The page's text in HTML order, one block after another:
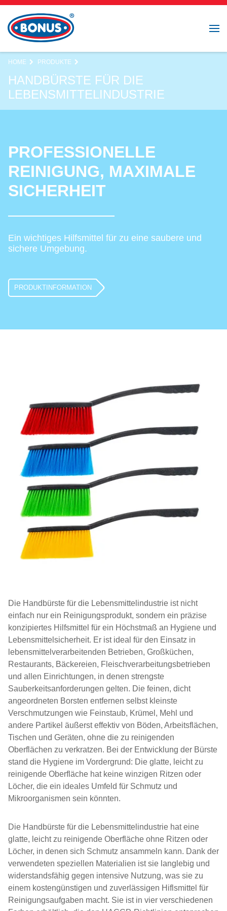
HOME PRODUKTE
HANDBÜRSTE FÜR DIE
LEBENSMITTELINDUSTRIE
PROFESSIONELLE
REINIGUNG, MAXIMALE
SICHERHEIT
Ein wichtiges Hilfsmittel für zu eine saubere und
sichere Umgebung.
PRODUKTINFORMATION
Die Handbürste für die Lebensmittelindustrie ist nicht
einfach nur ein Reinigungsprodukt, sondern ein präzise
konzipiertes Hilfsmittel für ein Höchstmaß an Hygiene und
Lebensmittelsicherheit. Er ist ideal für den Einsatz in
lebensmittelverarbeitenden Betrieben, Großküchen,
Restaurants, Bäckereien, Fleischverarbeitungsbetrieben
und allen Einrichtungen, in denen strengste
Sauberkeitsanforderungen gelten. Die feinen, dicht
angeordneten Borsten entfernen selbst kleinste
Verschmutzungen wie Feinstaub, Krümel, Mehl und
andere Partikel äußerst effektiv von Böden, Arbeitsflächen,
Tischen und Geräten, ohne die zu reinigenden
Oberflächen zu verkratzen. Bei der Entwicklung der Bürste
stand die Hygiene im Vordergrund: Die glatte, leicht zu
reinigende Oberfläche hat keine winzigen Ritzen oder
Löcher, die ein ideales Umfeld für Schmutz und
Mikroorganismen sein könnten.
Die Handbürste für die Lebensmittelindustrie hat eine
glatte, leicht zu reinigende Oberfläche ohne Ritzen oder
Löcher, in denen sich Schmutz ansammeln kann. Dank der
verwendeten speziellen Materialien ist sie langlebig und
widerstandsfähig gegen intensive Nutzung, was sie zu
einem kostengünstigen und zuverlässigen Hiflsmittel für
Reinigungsaufgaben macht. Sie ist in vier verschiedenen